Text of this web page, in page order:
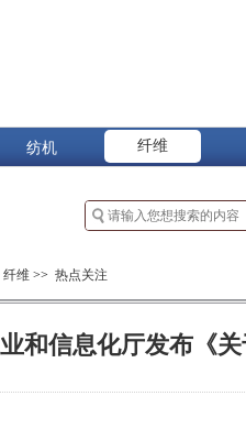
纺机 纤维
纤维 >> 热点关注
和信息化厅发布《